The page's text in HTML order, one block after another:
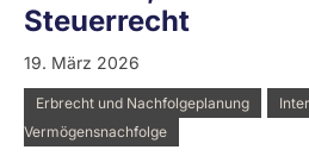
Steuerrecht
19. März 2026
Erbrecht und Nachfolgeplanung
Vermögensnachfolge